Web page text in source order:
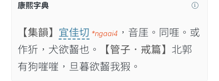
康熙字典
【集韻】 宜佳切 *ngaai4 ，音厓。同啀。或
作㹞，犬欲齧也。
【管子．戒篇】 北郭
有狗嘊嘊，旦暮欲齧我猳。